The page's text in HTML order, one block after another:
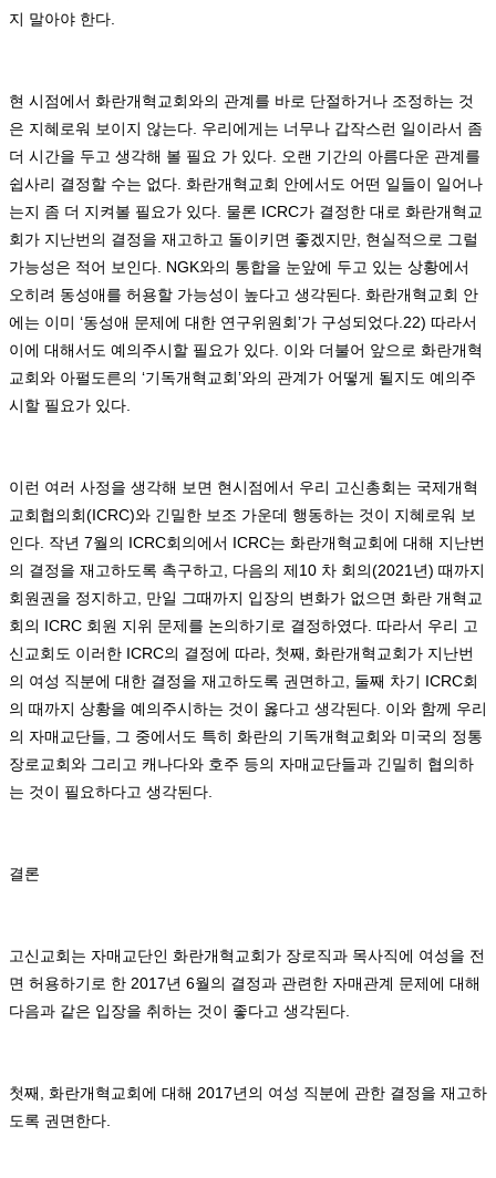
지 말아야 한다
현 시점에서 화란개혁교회와의 관계를 바로 단절하거나 조정하는 것
은 지혜로워 보이지 않는다 우리에게는 너무나 갑작스런 일이라서 좀
더 시간을 두고 생각해 볼 필요 가 있다
오랜 기간의 아름다운 관계를
쉽사리 결정할 수는 없다 화란개혁교회 안에서도 어떤 일들이 일어나
는지 좀 더 지켜볼 필요가 있다 물론 ICRC가 결정한 대로 화란개혁교
회가 지난번의 결정을 재고하고 돌이키면 좋겠지만 현실적으로 그럴
가능성은 적어 보인다 . NGK와의 통합을 눈앞에 두고 있는 상황에서
오히려 동성애를 허용할 가능성이 높다고 생각된다 화란개혁교회 안
에는 이미 ‘동성애 문제에 대한 연구위원회’가 구성되었다 .22) 따라서
이에 대해서도 예의주시할 필요가 있다 이와 더불어 앞으로 화란개혁
교회와 아펄도른의 ‘기독개혁교회’와의 관계가 어떻게 될지도 예의주
시할 필요가 있다
이런 여러 사정을 생각해 보면 현시점에서 우리 고신총회는 국제개혁
교회협의회(ICRC)와 긴밀한 보조 가운데 행동하는 것이 지혜로워 보
인다 작년 7월의 ICRC회의에서 ICRC는 화란개혁교회에 대해 지난번
의 결정을 재고하도록 촉구하고
다음의 제10 차 회의(2021 년) 때까지
회원권을 정지하고
만일 그때까지 입장의 변화가 없으면 화란 개혁교
회의 ICRC 회원 지위 문제를 논의하기로 결정하였다 따라서 우리 고
신교회도 이러한 ICRC의 결정에 따라 첫째
화란개혁교회가 지난번
의 여성 직분에 대한 결정을 재고하도록 권면하고
둘째 차기 ICRC회
의 때까지 상황을 예의주시하는 것이 옳다고 생각된다 이와 함께 우리
의 자매교단들
그 중에서도 특히 화란의 기독개혁교회와 미국의 정통
장로교회와 그리고 캐나다와 호주 등의 자매교단들과 긴밀히 협의하
는 것이 필요하다고 생각된다
결론
고신교회는 자매교단인 화란개혁교회가 장로직과 목사직에 여성을 전
면 허용하기로 한 2017년 6월의 결정과 관련한 자매관계 문제에 대해
다음과 같은 입장을 취하는 것이 좋다고 생각된다
첫째 화란개혁교회에 대해 2017년의 여성 직분에 관한 결정을 재고하
도록 권면한다